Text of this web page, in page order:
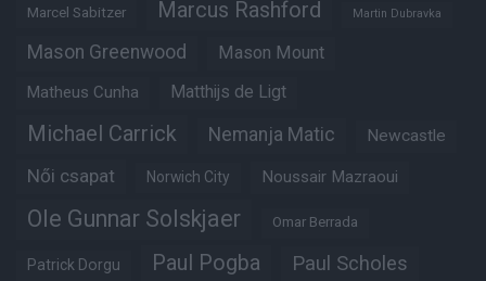
Marcel Sabitzer Marcus Rashford Martin Dubravka
Mason Greenwood Mason Mount
Matheus Cunha Matthijs de Ligt
Michael Carrick Nemanja Matic Newcastle
Női csapat Norwich City Noussair Mazraoui
Ole Gunnar Solskjaer Omar Berrada
Patrick Dorgu Paul Pogba Paul Scholes